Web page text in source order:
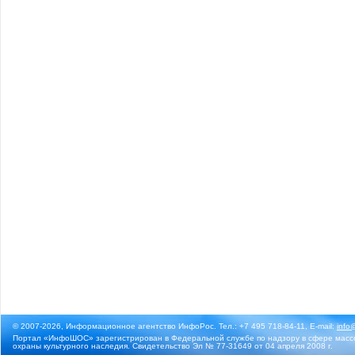
© 2007-2026, Информационное агентство ИнфоРос. Тел.: +7 495 718-84-11, E-mail:
Портал «ИнфоШОС» зарегистрирован в Федеральной службе по надзору в сфере
охраны культурного наследия. Свидетельство Эл № 77-31649 от 04 апреля 2008 г.